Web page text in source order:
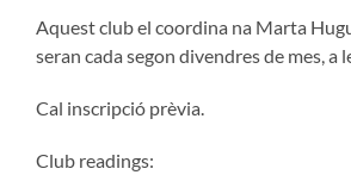
Aquest club el coordina na Marta
seran cada segon divendres de mes, a
Cal inscripció prèvia.
Club readings: